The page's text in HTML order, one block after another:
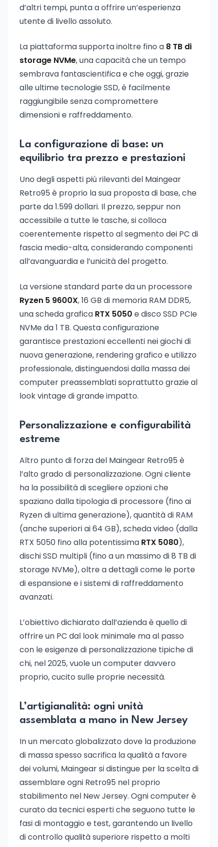
d’altri tempi, punta a offrire un’esperienza
utente di livello assoluto.
La piattaforma supporta inoltre fino a 8 TB di
storage NVMe, una capacità che un tempo
sembrava fantascientifica e che oggi, grazie
alle ultime tecnologie SSD, è facilmente
raggiungibile senza compromettere
dimensioni e raffreddamento.
La configurazione di base: un
equilibrio tra prezzo e prestazioni
Uno degli aspetti più rilevanti del Maingear
Retro95 è proprio la sua proposta di base, che
parte da 1.599 dollari. Il prezzo, seppur non
accessibile a tutte le tasche, si colloca
coerentemente rispetto al segmento dei PC di
fascia medio-alta, considerando componenti
all’avanguardia e l’unicità del progetto.
La versione standard parte da un processore
Ryzen 5 9600X, 16 GB di memoria RAM DDR5,
una scheda grafica RTX 5050 e disco SSD PCIe
NVMe da 1 TB. Questa configurazione
garantisce prestazioni eccellenti nei giochi di
nuova generazione, rendering grafico e utilizzo
professionale, distinguendosi dalla massa dei
computer preassemblati soprattutto grazie al
look vintage di grande impatto.
Personalizzazione e configurabilità
estreme
Altro punto di forza del Maingear Retro95 è
l’alto grado di personalizzazione. Ogni cliente
ha la possibilità di scegliere opzioni che
spaziano dalla tipologia di processore (fino ai
Ryzen di ultima generazione), quantità di RAM
(anche superiori ai 64 GB), scheda video (dalla
RTX 5050 fino alla potentissima RTX 5080),
dischi SSD multipli (fino a un massimo di 8 TB di
storage NVMe), oltre a dettagli come le porte
di espansione e i sistemi di raffreddamento
avanzati.
L’obiettivo dichiarato dall’azienda è quello di
offrire un PC dal look minimale ma al passo
con le esigenze di personalizzazione tipiche di
chi, nel 2025, vuole un computer davvero
proprio, cucito sulle proprie necessità.
L’artigianalità: ogni unità
assemblata a mano in New Jersey
In un mercato globalizzato dove la produzione
di massa spesso sacrifica la qualità a favore
dei volumi, Maingear si distingue per la scelta di
assemblare ogni Retro95 nel proprio
stabilimento nel New Jersey. Ogni computer è
curato da tecnici esperti che seguono tutte le
fasi di montaggio e test, garantendo un livello
di controllo qualità superiore rispetto a molti